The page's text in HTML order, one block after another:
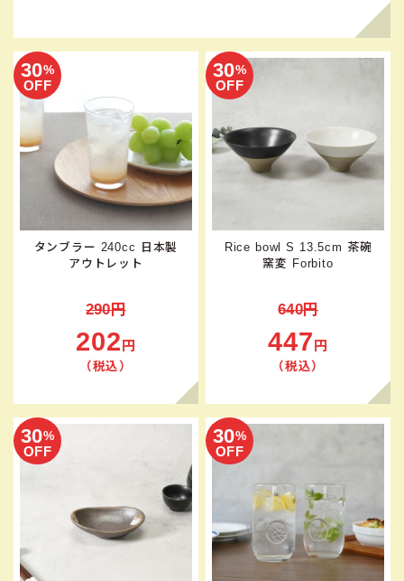
30%
OFF
タンブラー 240cc 日本製
アウトレット
290円
202 円
（税込）
30%
OFF
Rice bowl S 13.5cm 茶碗
窯変 Forbito
640円
447 円
（税込）
30%
OFF
30%
OFF